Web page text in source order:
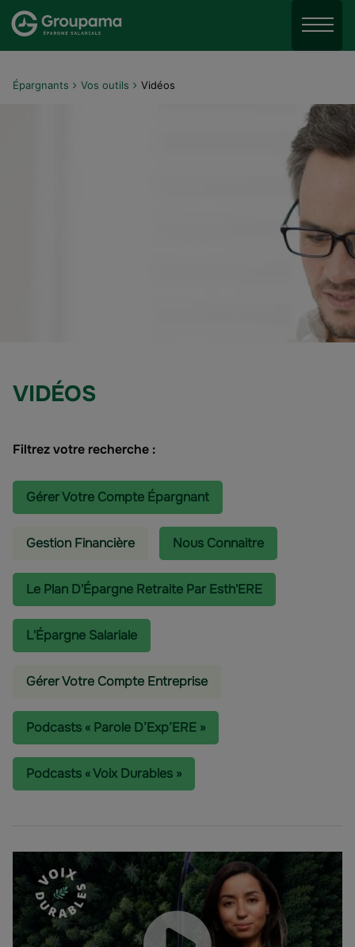
Aller au menu
Aller au contenu
Menu
Épargnants Vos outils Vidéos
VIDÉOS
Filtrez votre recherche :
Gérer Votre Compte Épargnant
Gestion Financière Nous Connaitre
Le Plan D'Épargne Retraite Par Esth'ERE
L'épargne Salariale
Gérer Votre Compte Entreprise
Podcasts « Parole D’Exp’ERE »
Podcasts « Voix Durables »